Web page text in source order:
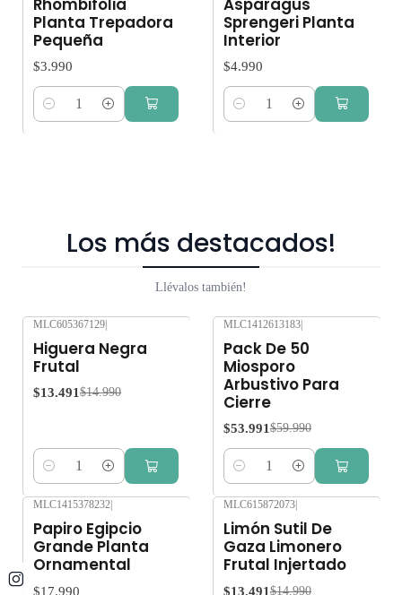
Planta Trepadora
Pequeña
$3.990
Cantidad
Sprengeri Planta
Interior
$4.990
Cantidad
Los más destacados!
Llévalos también!
MLC605367129|
Higuera Negra
Frutal
$13.491 $14.990
Cantidad
MLC1412613183|
Pack De 50
Miosporo
Arbustivo Para
Cierre
$53.991 $59.990
Cantidad
MLC1415378232
Papiro Egipcio
Grande Planta
Ornamental
$17.990
MLC615872073
Limón Sutil De
Gaza Limonero
Frutal Injertado
$13.491 $14.990